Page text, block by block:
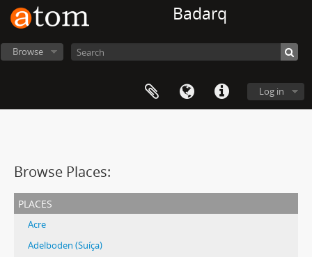
Badarq
Browse
Log in
Browse Places:
places
Acre
Adelboden (Suíça)